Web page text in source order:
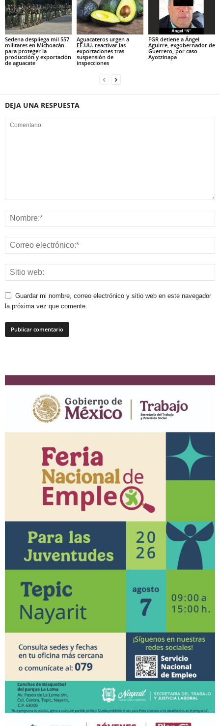
Sedena despliega mil 557
militares en Michoacán
para proteger la
producción y exportación
de aguacate
Aguacateros urgen a
EE.UU. reactivar las
exportaciones tras
suspensión de
inspecciones
FGR detiene a Ángel
Aguirre, exgobernador de
Guerrero, por caso
Ayotzinapa
DEJA UNA RESPUESTA
Guardar mi nombre, correo electrónico y sitio web en este navegador
la próxima vez que comente.